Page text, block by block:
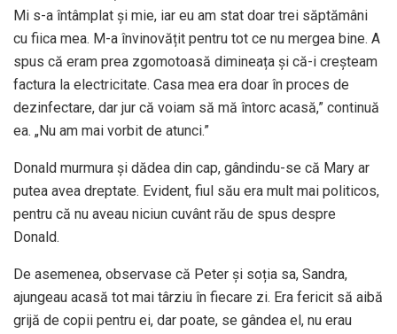
Mi s-a întâmplat și mie, iar eu am stat doar trei săptămâni
cu fiica mea. M-a învinovățit pentru tot ce nu mergea bine. A
spus că eram prea zgomotoasă dimineața și că-i creșteam
factura la electricitate. Casa mea era doar în proces de
dezinfectare, dar jur că voiam să mă întorc acasă,” continuă
ea. „Nu am mai vorbit de atunci.”
Donald murmura și dădea din cap, gândindu-se că Mary ar
putea avea dreptate. Evident, fiul său era mult mai politicos,
pentru că nu aveau niciun cuvânt rău de spus despre
Donald.
De asemenea, observase că Peter și soția sa, Sandra,
ajungeau acasă tot mai târziu în fiecare zi. Era fericit să aibă
grijă de copii pentru ei, dar poate, se gândea el, nu erau